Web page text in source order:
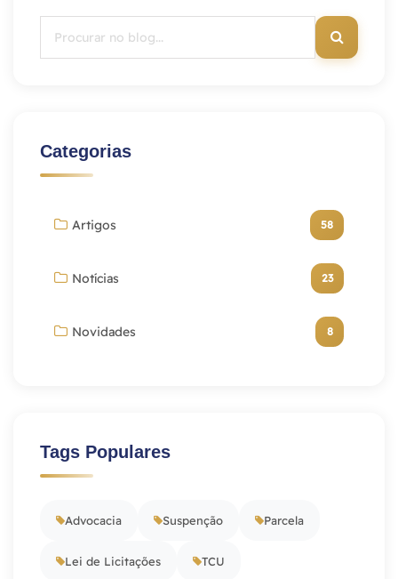
Categorias
Artigos 58
Notícias 23
Novidades 8
Tags Populares
Advocacia Suspenção Parcela
Lei de Licitações TCU